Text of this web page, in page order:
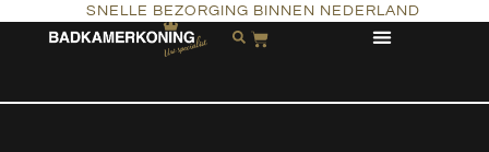
SNELLE BEZORGING BINNEN NEDERLAND